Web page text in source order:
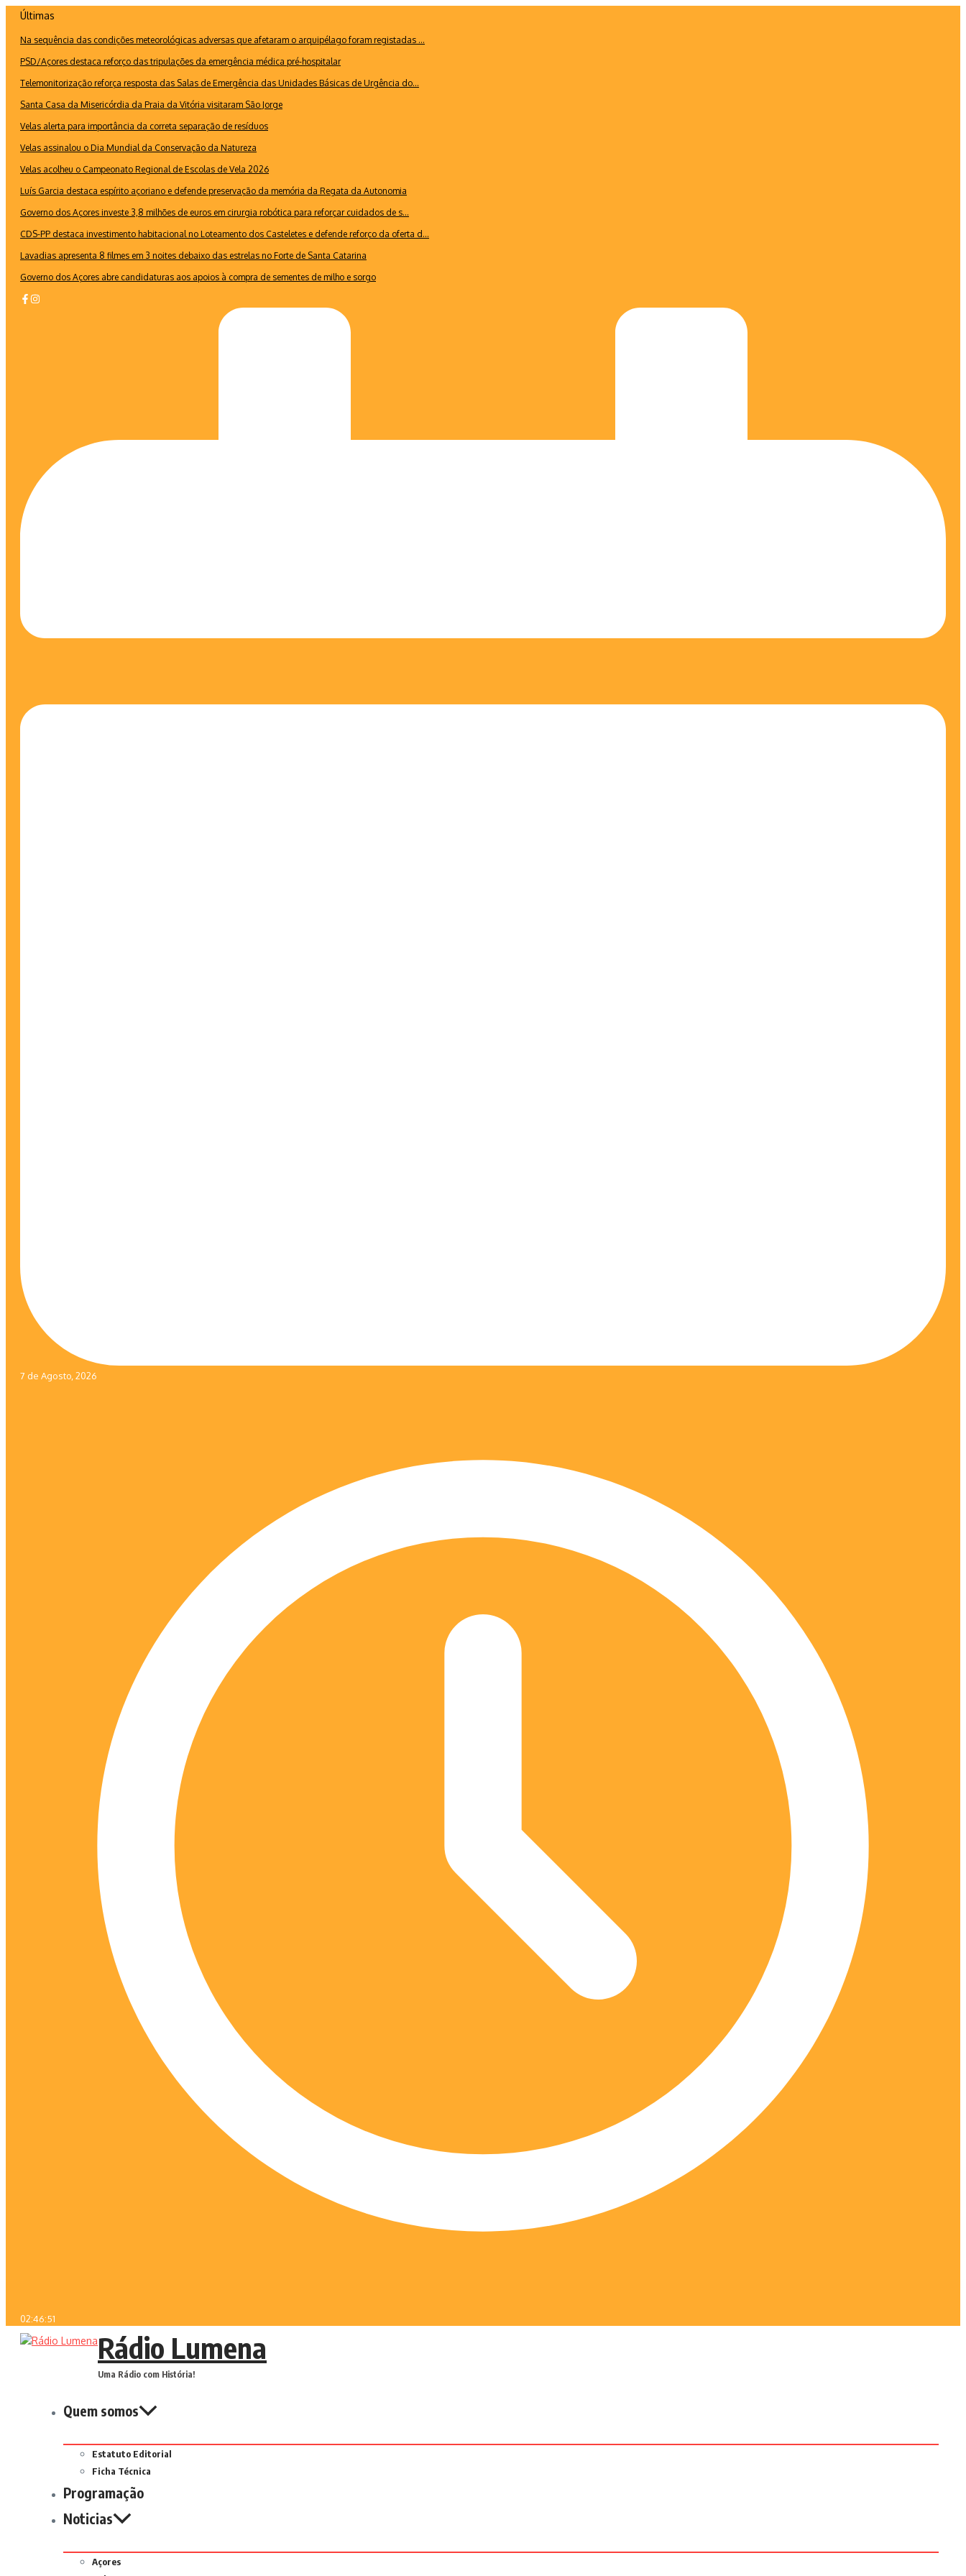
conteúdo
Últimas
Na sequência das condições meteorológicas adversas que afetaram o arquipélago foram registadas ...
PSD/Açores destaca reforço das tripulações da emergência médica pré-hospitalar
Telemonitorização reforça resposta das Salas de Emergência das Unidades Básicas de Urgência do...
Santa Casa da Misericórdia da Praia da Vitória visitaram São Jorge
Velas alerta para importância da correta separação de resíduos
Velas assinalou o Dia Mundial da Conservação da Natureza
Velas acolheu o Campeonato Regional de Escolas de Vela 2026
Luís Garcia destaca espírito açoriano e defende preservação da memória da Regata da Autonomia
Governo dos Açores investe 3,8 milhões de euros em cirurgia robótica para reforçar cuidados de s...
CDS-PP destaca investimento habitacional no Loteamento dos Casteletes e defende reforço da oferta d...
Lavadias apresenta 8 filmes em 3 noites debaixo das estrelas no Forte de Santa Catarina
Governo dos Açores abre candidaturas aos apoios à compra de sementes de milho e sorgo
7 de Agosto, 2026
02:46:51
Rádio Lumena
Uma Rádio com História!
Quem somos
Estatuto Editorial
Ficha Técnica
Programação
Noticias
Açores